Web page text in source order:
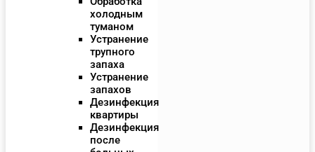
холодным
туманом
Устранение
трупного
запаха
Устранение
запахов
Дезинфекция
квартиры
Дезинфекция
после